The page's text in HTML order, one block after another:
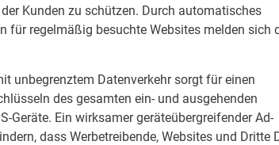
Kunden zu schützen. Durch automatisches
für regelmäßig besuchte Websites melden sich
unbegrenztem Datenverkehr sorgt für einen
des gesamten ein- und ausgehenden
Geräte. Ein wirksamer geräteübergreifender Ad-
dass Werbetreibende, Websites und Dritte